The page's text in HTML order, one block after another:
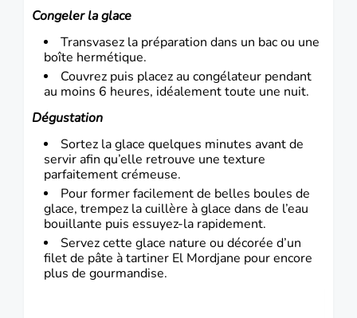
Congeler la glace
Transvasez la préparation dans un bac ou une
boîte hermétique.
Couvrez puis placez au congélateur pendant
au moins 6 heures, idéalement toute une nuit.
Dégustation
Sortez la glace quelques minutes avant de
servir afin qu’elle retrouve une texture
parfaitement crémeuse.
Pour former facilement de belles boules de
glace, trempez la cuillère à glace dans de l’eau
bouillante puis essuyez-la rapidement.
Servez cette glace nature ou décorée d’un
filet de pâte à tartiner El Mordjane pour encore
plus de gourmandise.